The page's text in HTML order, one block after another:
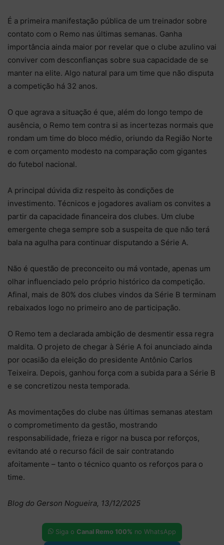
É a primeira manifestação pública de um treinador sobre
contato com o Remo nas últimas semanas. Ganha
importância ainda maior por revelar que o clube azulino vai
conviver com desconfianças sobre sua capacidade de se
manter na elite. Algo natural para um time que não disputa
a competição há 32 anos.
O que agrava a situação é que, além do longo tempo de
ausência, o Remo tem contra si as incertezas normais que
rondam um time do bloco médio, oriundo da Região Norte
e com orçamento modesto na comparação com gigantes
do futebol nacional.
A principal dúvida diz respeito às condições de
investimento. Técnicos e jogadores avaliam os convites a
partir da capacidade financeira dos clubes. Um clube
emergente chega sempre sob a suspeita de que não terá
bala na agulha para continuar disputando a Série A.
Não é questão de preconceito ou má vontade, apenas um
olhar influenciado pelo próprio histórico da competição.
Afinal, mais de 80% dos clubes vindos da Série B terminam
rebaixados logo no primeiro ano de participação.
O Remo tem a declarada ambição de desmentir essa regra
maldita. O projeto de chegar à Série A foi anunciado ainda
por ocasião da eleição do presidente Antônio Carlos
Teixeira. Depois, ganhou força com a subida para a Série B
e se concretizou nesta temporada.
As movimentações do clube nas últimas semanas atestam
o comprometimento da gestão, mostrando
responsabilidade, frieza e rigor na busca por reforços,
evitando até o recurso fácil de sair contratando
afoitamente – tanto o técnico quanto os reforços para o
time.
Blog do Gerson Nogueira, 13/12/2025
Siga o Canal Remo 100% no WhatsApp